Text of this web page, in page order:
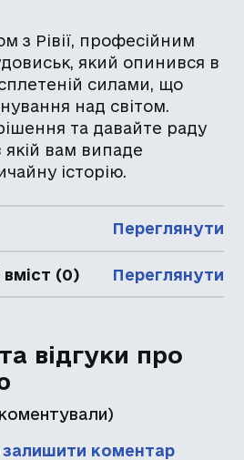
з Рівії, професійним
який опинився в
силами, що
над світом.
та давайте раду
якій вам випаде
історію.
Переглянути
(0) Переглянути
відгуки про
залишити коментар